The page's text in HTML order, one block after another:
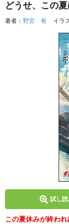
どうせ、この
著者： 野宮 有 イラ
試し
この夏休みが終わ